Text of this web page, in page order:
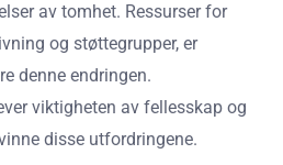
av tomhet. Ressurser for
og støttegrupper, er
denne endringen.
viktigheten av fellesskap og
disse utfordringene.